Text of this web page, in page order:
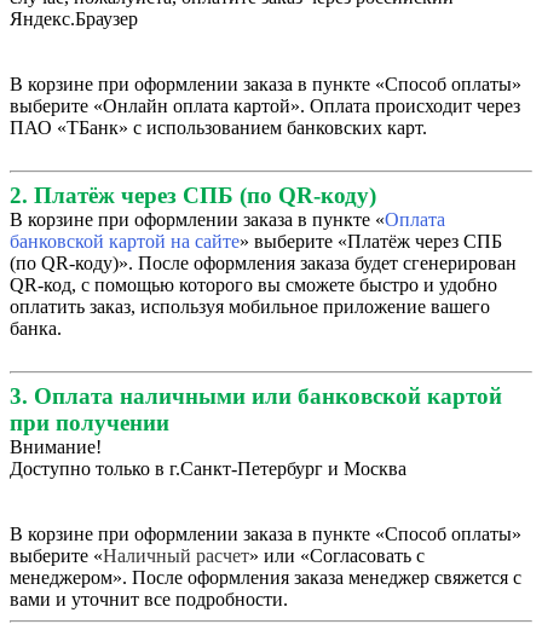
Яндекс.Браузер
В корзине при оформлении заказа в пункте «Способ оплаты»
выберите «Онлайн оплата картой». Оплата происходит через
ПАО «ТБанк» с использованием банковских карт.
2. Платёж через СПБ (по QR-коду)
В корзине при оформлении заказа в пункте «Оплата
банковской картой на сайте» выберите «Платёж через СПБ
(по QR-коду)». После оформления заказа будет сгенерирован
QR-код, с помощью которого вы сможете быстро и удобно
оплатить заказ, используя мобильное приложение вашего
банка.
3. Оплата наличными или банковской картой
при получении
Внимание!
Доступно только в г.Санкт-Петербург и Москва
В корзине при оформлении заказа в пункте «Способ оплаты»
выберите «Наличный расчет» или «Согласовать с
менеджером». После оформления заказа менеджер свяжется с
вами и уточнит все подробности.